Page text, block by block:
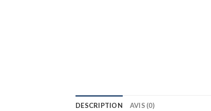
DESCRIPTION AVIS (0)